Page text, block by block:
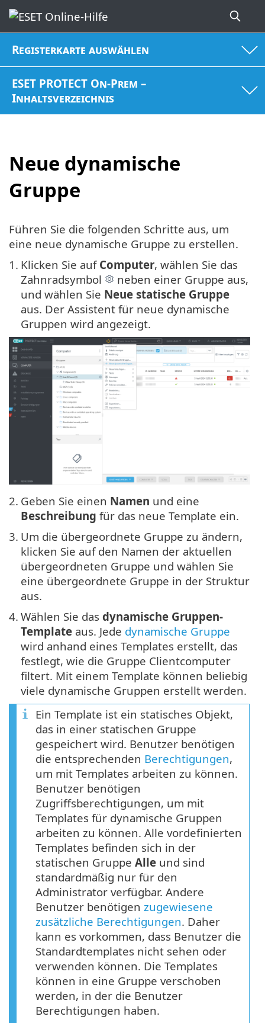
Registerkarte auswählen
ESET PROTECT On-Prem –
Inhaltsverzeichnis
Neue dynamische
Gruppe
Führen Sie die folgenden Schritte aus, um
eine neue dynamische Gruppe zu erstellen.
1. Klicken Sie auf Computer, wählen Sie das
Zahnradsymbol
neben einer Gruppe aus,
und wählen Sie Neue statische Gruppe
aus. Der Assistent für neue dynamische
Gruppen wird angezeigt.
2. Geben Sie einen Namen und eine
Beschreibung für das neue Template ein.
3. Um die übergeordnete Gruppe zu ändern,
klicken Sie auf den Namen der aktuellen
übergeordneten Gruppe und wählen Sie
eine übergeordnete Gruppe in der Struktur
aus.
4. Wählen Sie das dynamische Gruppen-
Template aus. Jede dynamische Gruppe
wird anhand eines Templates erstellt, das
festlegt, wie die Gruppe Clientcomputer
filtert. Mit einem Template können beliebig
viele dynamische Gruppen erstellt werden.
Ein Template ist ein statisches Objekt,
das in einer statischen Gruppe
gespeichert wird. Benutzer benötigen
die entsprechenden Berechtigungen,
um mit Templates arbeiten zu können.
Benutzer benötigen
Zugriffsberechtigungen, um mit
Templates für dynamische Gruppen
arbeiten zu können. Alle vordefinierten
Templates befinden sich in der
statischen Gruppe Alle und sind
standardmäßig nur für den
Administrator verfügbar. Andere
Benutzer benötigen zugewiesene
zusätzliche Berechtigungen. Daher
kann es vorkommen, dass Benutzer die
Standardtemplates nicht sehen oder
verwenden können. Die Templates
können in eine Gruppe verschoben
werden, in der die Benutzer
Berechtigungen haben.